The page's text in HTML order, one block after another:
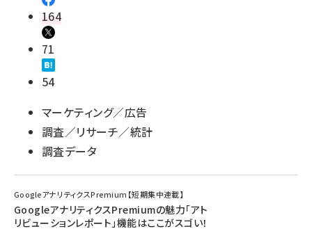
164
71
54
マーケティング／広告
調査／リサーチ／統計
調査データ
GoogleアナリティクスPremium【短期集中連載】
GoogleアナリティクスPremiumの魅力「アト
リビューションレポート」機能はここがスゴい！